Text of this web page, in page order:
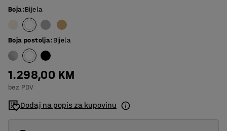
Boja:Bijela
Boja postolja:Bijela
1.298,00 KM
bez PDV
Dodaj na popis za kupovinu